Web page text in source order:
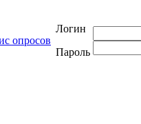
Логин
Пароль